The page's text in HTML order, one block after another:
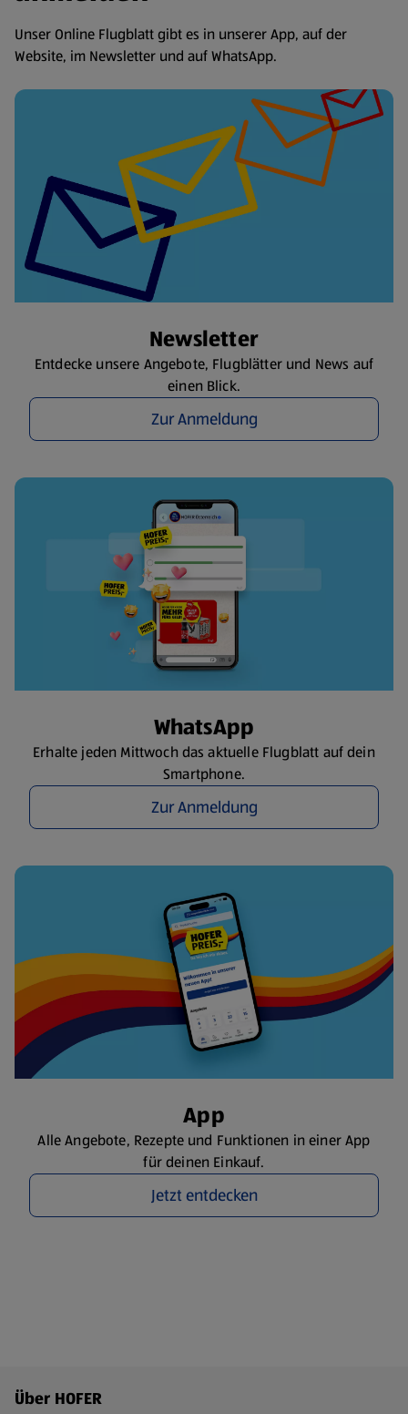
Unser Online Flugblatt gibt es in unserer App, auf der
Website, im Newsletter und auf WhatsApp.
Newsletter
Entdecke unsere Angebote, Flugblätter und News auf
einen Blick.
Zur Anmeldung
WhatsApp
Erhalte jeden Mittwoch das aktuelle Flugblatt auf dein
Smartphone.
Zur Anmeldung
App
Alle Angebote, Rezepte und Funktionen in einer App
für deinen Einkauf.
Jetzt entdecken
Fußzeilenmenü - weitere Links
Über HOFER